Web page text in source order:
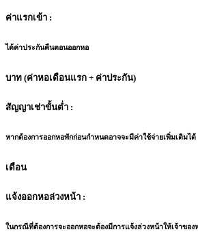
ค่าแรกเข้า :
ได้ค่าประกันคืนตอนออกหอ
บาท (ค่าหอเดือนแรก + ค่าประกัน)
สัญญาเช่าขั้นต่ำ :
หากต้องการออกหอพักก่อนกำหนดอาจจะมีค่าใช้จ่ายเพิ่มเติมได้
เดือน
แจ้งออกหอล่วงหน้า :
ในกรณีที่ต้องการจะออกหอจะต้องมีการแจ้งล่วงหน้าให้เจ้าขอ